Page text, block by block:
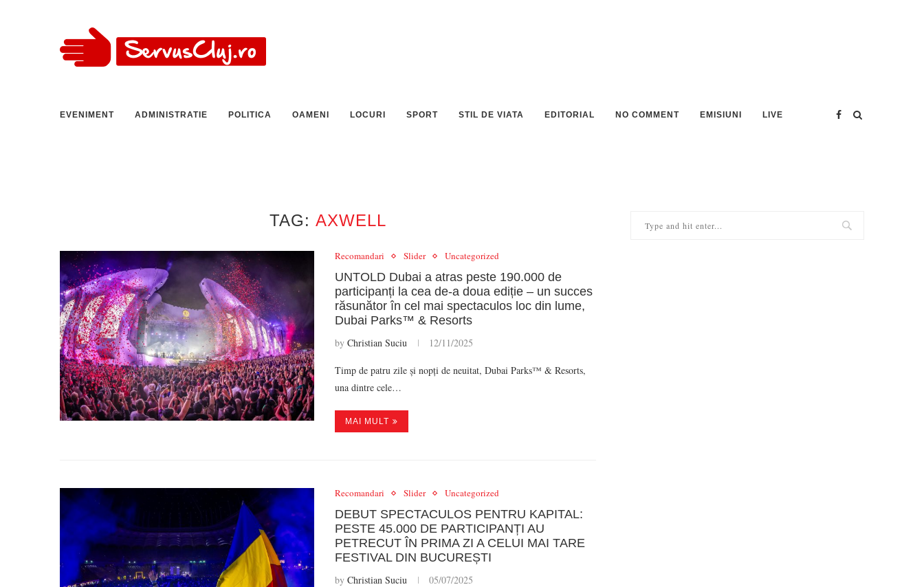
EVENIMENT ADMINISTRATIE POLITICA OAMENI LOCURI SPORT STIL DE VIATA EDITORIAL NO COMMENT EMISIUNI LIVE
TAG: AXWELL
Recomandari Slider Uncategorized
UNTOLD Dubai a atras peste 190.000 de
participanți la cea de-a doua ediție – un succes
răsunător în cel mai spectaculos loc din lume,
Dubai Parks™ & Resorts
by Christian Suciu 12/11/2025
Timp de patru zile și nopți de neuitat, Dubai Parks™ & Resorts,
una dintre cele…
MAI MULT
Recomandari Slider Uncategorized
DEBUT SPECTACULOS PENTRU KAPITAL:
PESTE 45.000 DE PARTICIPANȚI AU
PETRECUT ÎN PRIMA ZI A CELUI MAI TARE
FESTIVAL DIN BUCUREȘTI
by Christian Suciu 05/07/2025